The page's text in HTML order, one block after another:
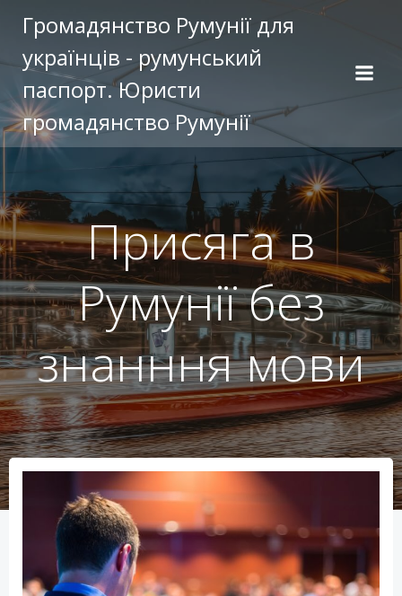
к
содержимому
Громадянство Румунії для
українців - румунський
паспорт. Юристи
громадянство Румунії
Присяга в
Румунії без
знанння мови